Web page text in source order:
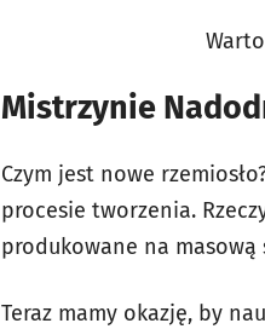
Mistrzynie
Czym jest nowe
procesie tworzenia.
produkowane na masową
Teraz mamy okazję, by